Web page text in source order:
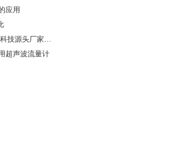
应用
2026工业板材降醛剂,南京双全科技源头厂家推荐
超声波流量计